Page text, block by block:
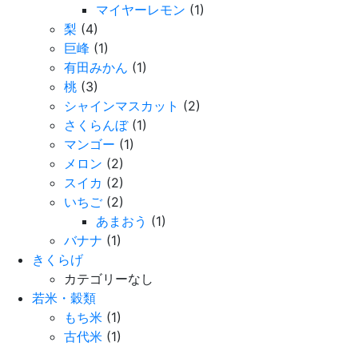
マイヤーレモン (1)
梨 (4)
巨峰 (1)
有田みかん (1)
桃 (3)
シャインマスカット (2)
さくらんぼ(1)
マンゴー (1)
メロン (2)
スイカ (2)
いちご (2)
あまおう (1)
バナナ (1)
きくらげ
カテゴリーなし
若米・穀類
もち米 (1)
古代米 (1)